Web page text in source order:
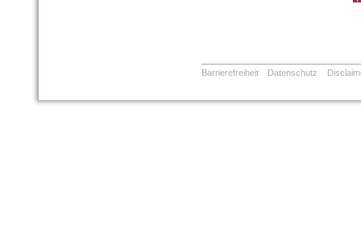
Barrierefreiheit Datenschutz